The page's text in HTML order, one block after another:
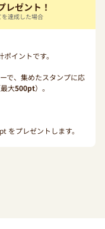
レゼント！
達成した場合
イントです。
で、集めたスタンプに応
大500pt）。
pt をプレゼントします。